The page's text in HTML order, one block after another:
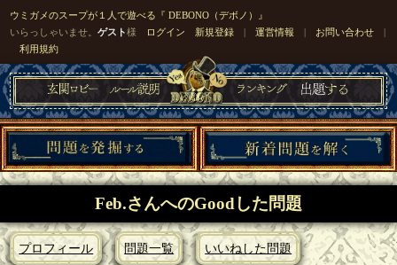
ウミガメのスープが１人で遊べる『 DEBONO（デボノ）』
いらっしゃいませ。ゲスト様 ログイン 新規登録 |運営情報 | お問い合わせ |
利用規約
Feb.さんへのGoodした問題
プロフィール 問題一覧 いいねした問題